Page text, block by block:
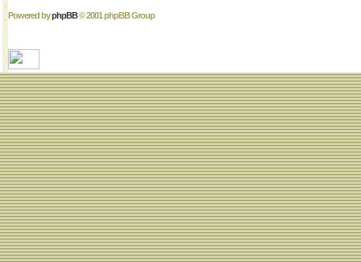
Powered byphpBB© 2001 phpBB Group